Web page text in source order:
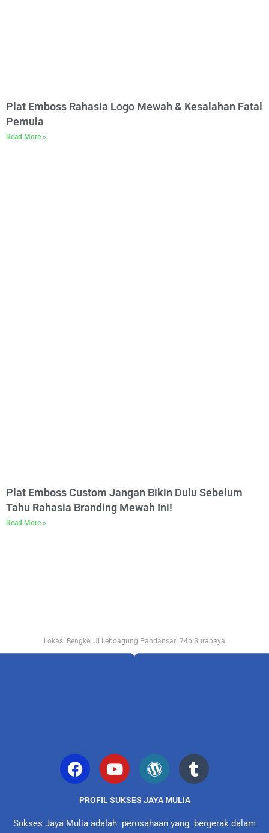
Plat Emboss Rahasia Logo Mewah & Kesalahan Fatal
Pemula
Read More »
Plat Emboss Custom Jangan Bikin Dulu Sebelum
Tahu Rahasia Branding Mewah Ini!
Read More »
Lokasi Bengkel Jl Leboagung Pandansari 74b Surabaya
PROFIL SUKSES JAYA MULIA
Sukses Jaya Mulia adalah perusahaan yang bergerak dalam